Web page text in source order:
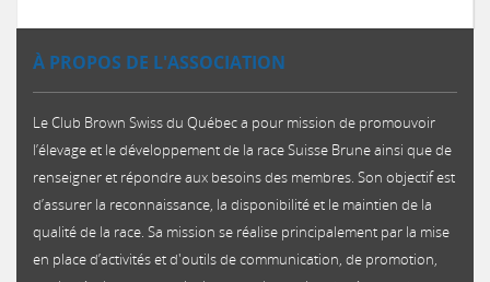
À PROPOS DE L'ASSOCIATION
Le Club Brown Swiss du Québec a pour mission de promouvoir
l’élevage et le développement de la race Suisse Brune ainsi que de
renseigner et répondre aux besoins des membres. Son objectif est
d’assurer la reconnaissance, la disponibilité et le maintien de la
qualité de la race. Sa mission se réalise principalement par la mise
en place d’activités et d'outils de communication, de promotion,